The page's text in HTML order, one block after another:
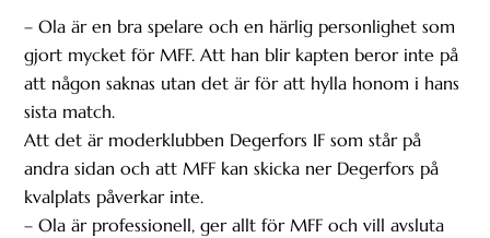
– Ola är en bra spelare och en härlig personlighet som
gjort mycket för MFF. Att han blir kapten beror inte på
att någon saknas utan det är för att hylla honom i hans
sista match.
Att det är moderklubben Degerfors IF som står på
andra sidan och att MFF kan skicka ner Degerfors på
kvalplats påverkar inte.
– Ola är professionell, ger allt för MFF och vill avsluta